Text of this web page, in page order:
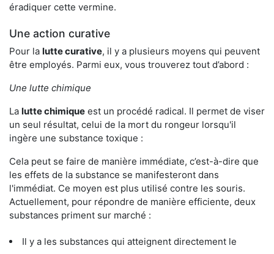
éradiquer cette vermine.
Une action curative
Pour la lutte curative, il y a plusieurs moyens qui peuvent
être employés. Parmi eux, vous trouverez tout d’abord :
Une lutte chimique
La lutte chimique est un procédé radical. Il permet de viser
un seul résultat, celui de la mort du rongeur lorsqu'il
ingère une substance toxique :
Cela peut se faire de manière immédiate, c’est-à-dire que
les effets de la substance se manifesteront dans
l'immédiat. Ce moyen est plus utilisé contre les souris.
Actuellement, pour répondre de manière efficiente, deux
substances priment sur marché :
Il y a les substances qui atteignent directement le